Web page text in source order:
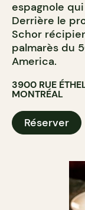
espagnole
Derrière le
Schor
palmarès du
America.
3900 RUE
MONTRÉAL
Réserver